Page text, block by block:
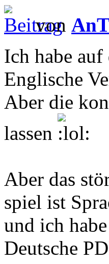
von
Ich habe
Englische
Aber die
lassen
Aber das
spiel ist
und ich
Deutsche